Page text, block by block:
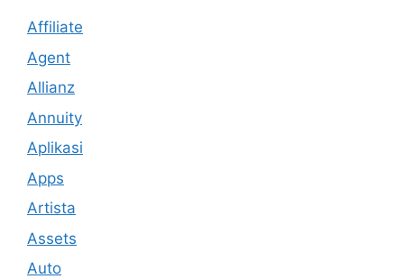
Affiliate
Agent
Allianz
Annuity
Aplikasi
Apps
Artista
Assets
Auto